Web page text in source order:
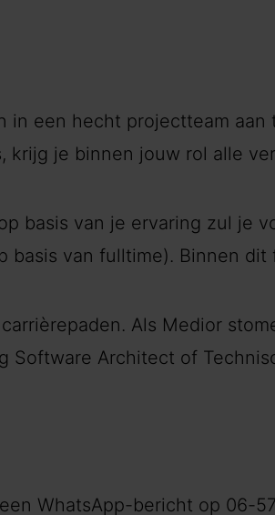
in een hecht projectteam aan
je binnen jouw rol alle
basis van je ervaring zul je
van fulltime). Binnen
Als Medior
Software Architect of
WhatsApp-bericht op 06-